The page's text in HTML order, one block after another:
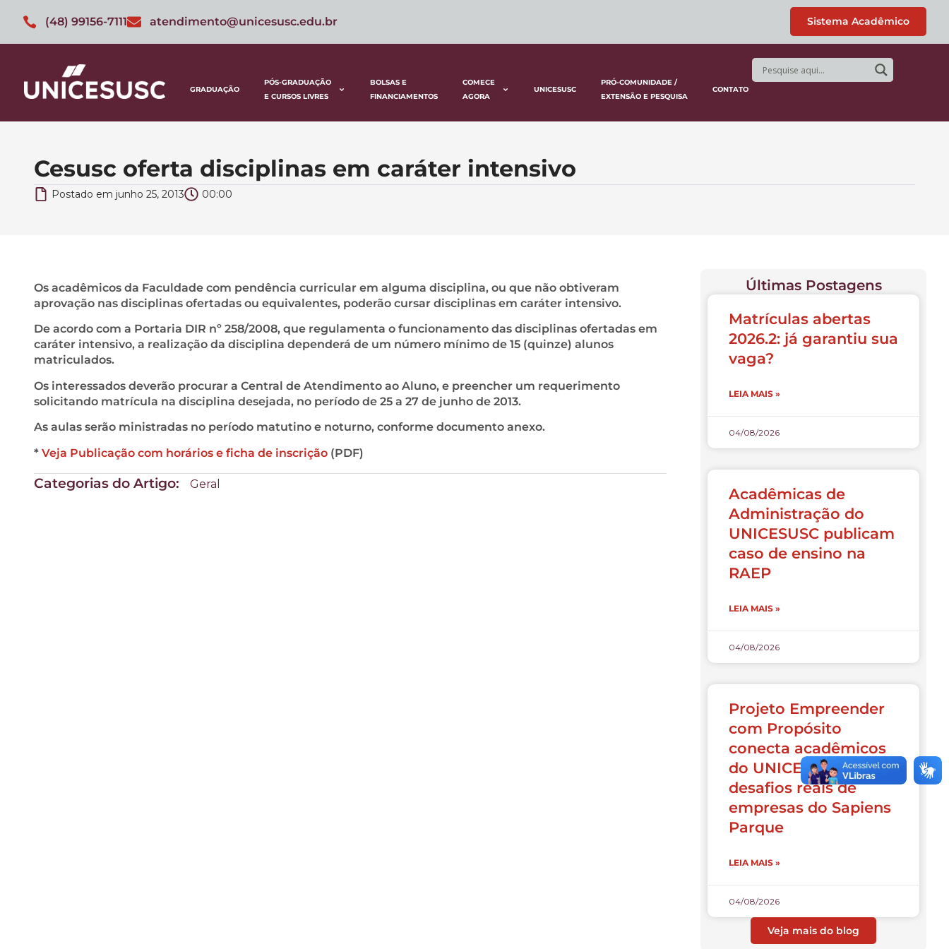
(48) 99156-7111 atendimento@unicesusc.edu.br Sistema Acadêmico
GRADUAÇÃO
PÓS-GRADUAÇÃO
E CURSOS LIVRES
BOLSAS E
FINANCIAMENTOS
COMECE
AGORA
UNICESUSC
PRÓ-COMUNIDADE /
EXTENSÃO E PESQUISA
CONTATO
Cesusc oferta disciplinas em caráter intensivo
Postado em junho 25, 2013 00:00
Os acadêmicos da Faculdade com pendência curricular em alguma disciplina, ou que não obtiveram
aprovação nas disciplinas ofertadas ou equivalentes, poderão cursar disciplinas em caráter intensivo.
De acordo com a Portaria DIR nº 258/2008, que regulamenta o funcionamento das disciplinas ofertadas em
caráter intensivo, a realização da disciplina dependerá de um número mínimo de 15 (quinze) alunos
matriculados.
Os interessados deverão procurar a Central de Atendimento ao Aluno, e preencher um requerimento
solicitando matrícula na disciplina desejada, no período de 25 a 27 de junho de 2013.
As aulas serão ministradas no período matutino e noturno, conforme documento anexo.
* Veja Publicação com horários e ficha de inscrição (PDF)
Categorias do Artigo: Geral
Últimas Postagens
Matrículas abertas
2026.2: já garantiu sua
vaga?
LEIA MAIS »
04/08/2026
Acadêmicas de
Administração do
UNICESUSC publicam
caso de ensino na
RAEP
LEIA MAIS »
04/08/2026
Projeto Empreender
com Propósito
conecta acadêmicos
do UNICESUSC a
desafios reais de
empresas do Sapiens
Parque
LEIA MAIS »
04/08/2026
Veja mais do blog